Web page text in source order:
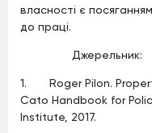
власності є
до праці.
Джерельник:
1. Roger Pilon.
Cato Handbook for
Institute, 2017.